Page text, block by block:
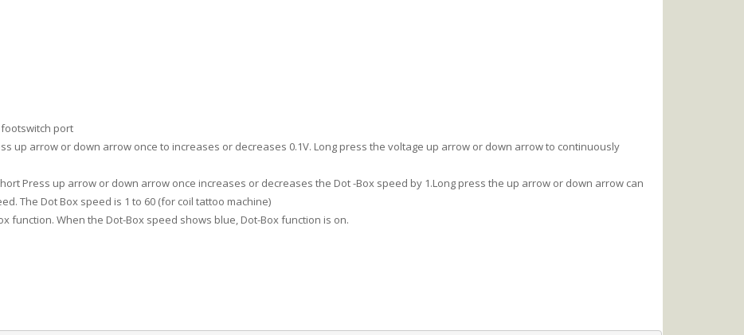
port
up arrow or down arrow once to increases or decreases 0.1V. Long press the voltage up arrow or down arrow to continuously
Press up arrow or down arrow once increases or decreases the Dot -Box speed by 1.Long press the up arrow or down arrow can
The Dot Box speed is 1 to 60 (for coil tattoo machine)
function. When the Dot-Box speed shows blue, Dot-Box function is on.